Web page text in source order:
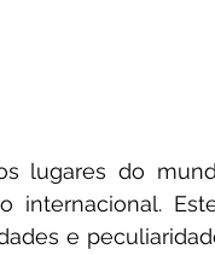
lugares do
internacional.
e